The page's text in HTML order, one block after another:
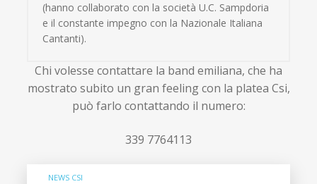
(hanno collaborato con la società U.C. Sampdoria
e il constante impegno con la Nazionale Italiana
Cantanti).
Chi volesse contattare la band emiliana, che ha
mostrato subito un gran feeling con la platea Csi,
può farlo contattando il numero:
339 7764113
NEWS CSI